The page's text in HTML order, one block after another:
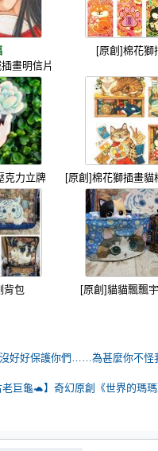
畫明信片
[原創]棉花獅
克力立牌 [原創]棉花獅插畫貓
背包 [原創]貓貓飄飄
老巨龜🐢】奇幻原創《世界的瑪